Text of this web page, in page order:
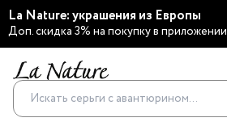
La Nature: украшения из Европы
Доп. скидка 3% на покупку в приложении